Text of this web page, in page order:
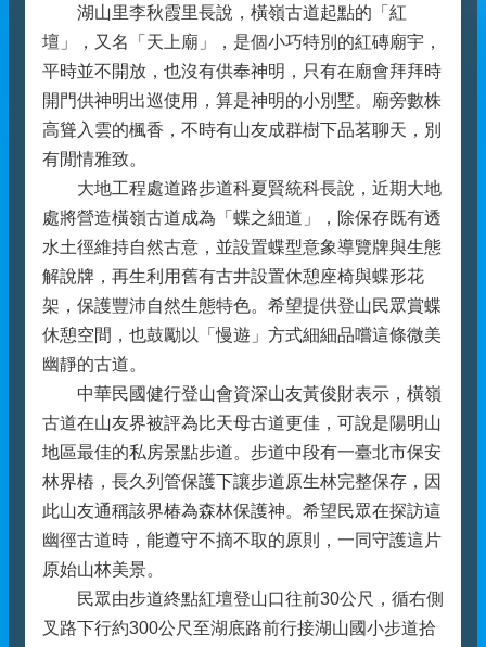
湖山里李秋霞里長說，橫嶺古道起點的「紅
壇」，又名「天上廟」，是個小巧特別的紅磚廟宇，
平時並不開放，也沒有供奉神明，只有在廟會拜拜時
開門供神明出巡使用，算是神明的小別墅。廟旁數株
高聳入雲的楓香，不時有山友成群樹下品茗聊天，別
有閒情雅致。
大地工程處道路步道科夏賢統科長說，近期大地
處將營造橫嶺古道成為「蝶之細道」，除保存既有透
水土徑維持自然古意，並設置蝶型意象導覽牌與生態
解說牌，再生利用舊有古井設置休憩座椅與蝶形花
架，保護豐沛自然生態特色。希望提供登山民眾賞蝶
休憩空間，也鼓勵以「慢遊」方式細細品嚐這條微美
幽靜的古道。
中華民國健行登山會資深山友黃俊財表示，橫嶺
古道在山友界被評為比天母古道更佳，可說是陽明山
地區最佳的私房景點步道。步道中段有一臺北市保安
林界樁，長久列管保護下讓步道原生林完整保存，因
此山友通稱該界椿為森林保護神。希望民眾在探訪這
幽徑古道時，能遵守不摘不取的原則，一同守護這片
原始山林美景。
民眾由步道終點紅壇登山口往前30公尺，循右側
叉路下行約300公尺至湖底路前行接湖山國小步道拾